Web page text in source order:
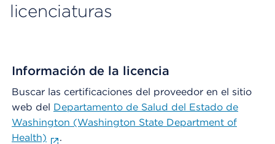
licenciaturas
Información de la licencia
Buscar las certificaciones del proveedor en el sitio
web del Departamento de Salud del Estado de
Washington (Washington State Department of
Health)
.